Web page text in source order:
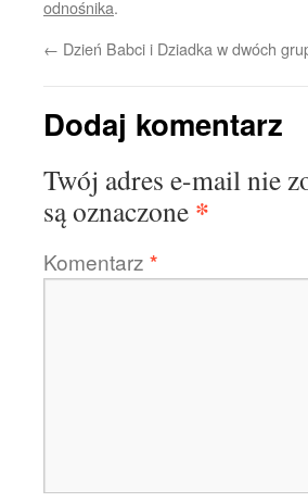
odnośnika.
← Dzień Babci i Dziadka w dwóch
Dodaj komentarz
Twój adres e-mail nie
są oznaczone *
Komentarz *